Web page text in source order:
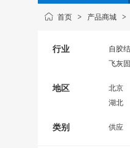
首页 > 产品商城 >
行业 自胶
飞灰
地区 北京
湖北
类别 供应